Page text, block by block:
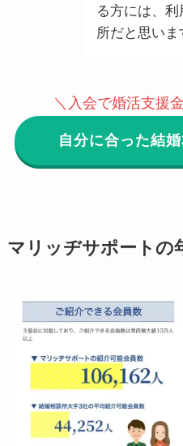
る方には、
所だと思いま
＼入会で婚活支援
自分に合った結
マリッヂサポートの